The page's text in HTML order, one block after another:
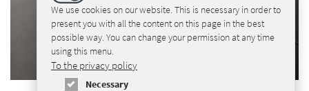
We use cookies on our website. This is necessary in order to
present you with all the content on this page in the best
possible way. You can change your permission at any time
using this menu.
To the privacy policy
Necessary